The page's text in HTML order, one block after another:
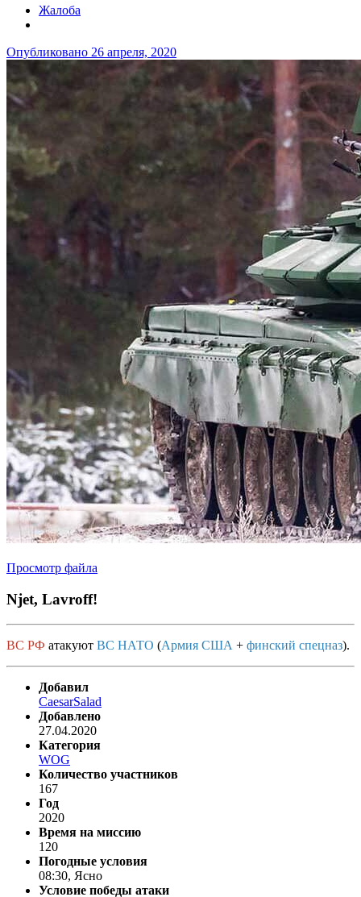
Жалоба
Опубликовано 26 апреля, 2020
Просмотр файла
Njet, Lavroff!
ВС РФ атакуют ВС НАТО (Армия США + финский спецназ).
Добавил
CaesarSalad
Добавлено
27.04.2020
Категория
WOG
Количество участников
167
Год
2020
Время на миссию
120
Погодные условия
08:30, Ясно
Условие победы атаки